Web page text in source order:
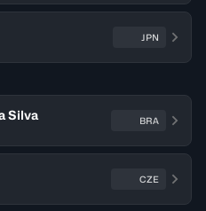
JPN
Silva BRA
CZE